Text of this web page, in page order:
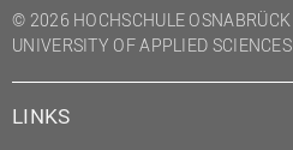
© 2026 HOCHSCHULE OSNABRÜCK
UNIVERSITY OF APPLIED SCIENCES
LINKS